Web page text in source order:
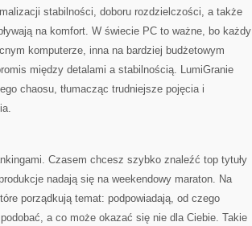
stabilności, doboru rozdzielczości, a także
na komfort. W świecie PC to ważne, bo każdy
komputerze, inna na bardziej budżetowym
między detalami a stabilnością. LumiGranie
chaosu, tłumacząc trudniejsze pojęcia i
Czasem chcesz szybko znaleźć top tytuły
nadają się na weekendowy maraton. Na
porządkują temat: podpowiadają, od czego
a co może okazać się nie dla Ciebie. Takie